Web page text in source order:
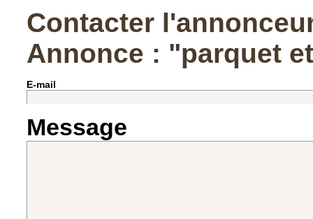
Contacter
Annonce : "parquet
E-mail
Message